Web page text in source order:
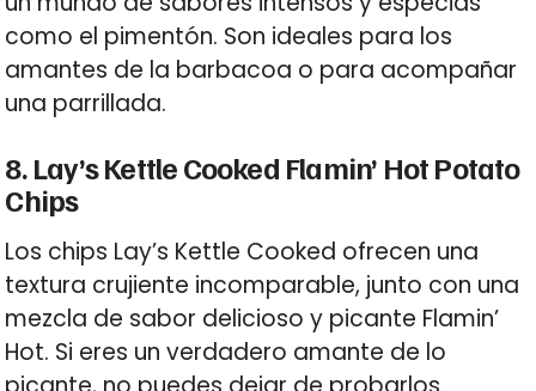
como el pimentón. Son ideales para los
amantes de la barbacoa o para acompañar
una parrillada.
8. Lay’s Kettle Cooked Flamin’ Hot Potato
Chips
Los chips Lay’s Kettle Cooked ofrecen una
textura crujiente incomparable, junto con una
mezcla de sabor delicioso y picante Flamin’
Hot. Si eres un verdadero amante de lo